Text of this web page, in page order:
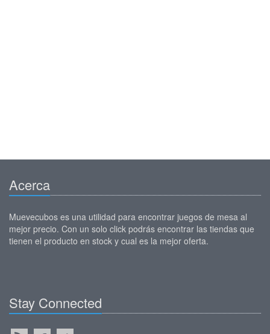
Acerca
Muevecubos es una utilidad para encontrar juegos de mesa al
mejor precio. Con un solo click podrás encontrar las tiendas que
tienen el producto en stock y cual es la mejor oferta.
Stay Connected